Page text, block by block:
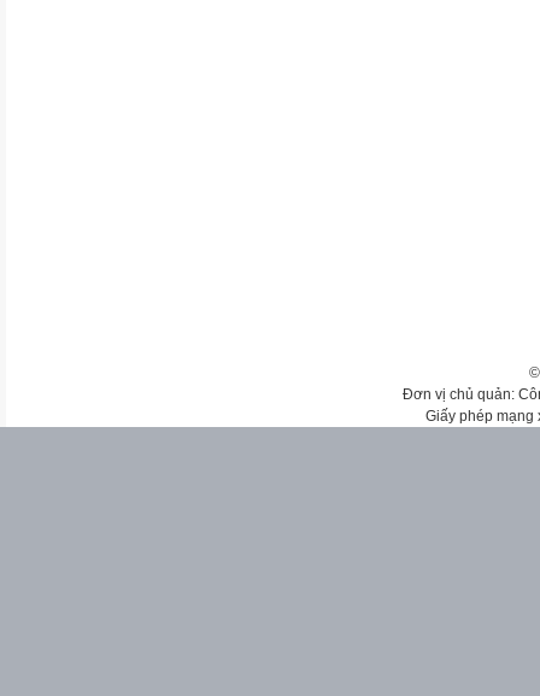
Đơn vị chủ quản:
Giấy phép mạng